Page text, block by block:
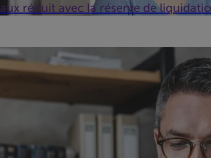
réduit avec la réserve de
donc à la fois privés et professionnels
à l'act...